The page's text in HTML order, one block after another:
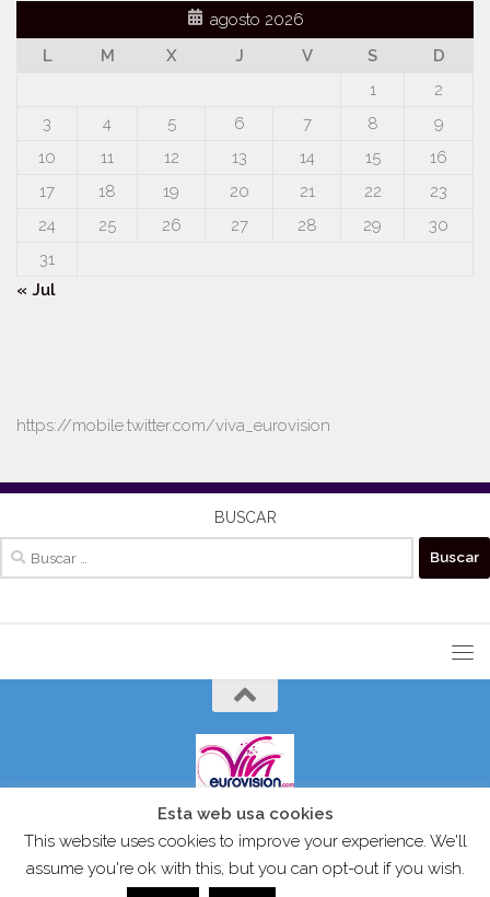
agosto 2026
L
M X J V S
D
1
2
3
4 5 6 7 8
9
10
11 12 13 14 15
16
17
18 19 20 21 22
23
24
25 26 27 28 29
30
31
« Jul
https://mobile.twitter.com/viva_eurovision
BUSCAR
VIVAEUROVISION© 2024 Todos los derechos reservados.
Esta web usa cookies
This website uses cookies to improve your experience. We'll
assume you're ok with this, but you can opt-out if you wish.